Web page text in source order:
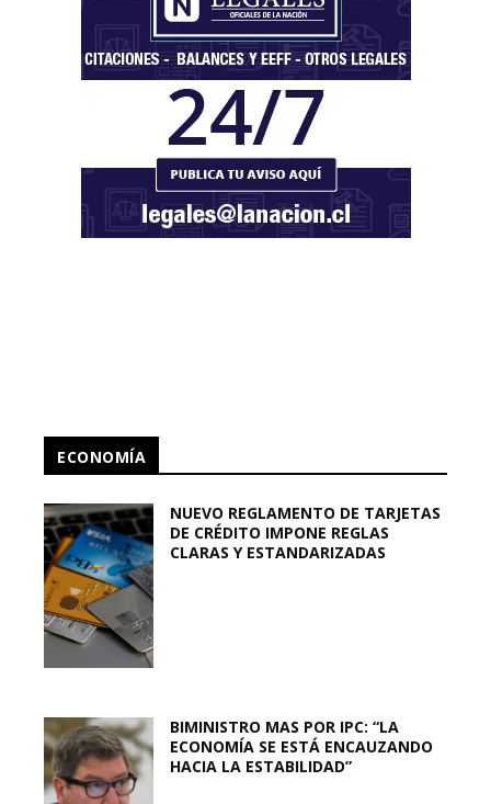
ECONOMÍA
NUEVO REGLAMENTO DE TARJETAS
DE CRÉDITO IMPONE REGLAS
CLARAS Y ESTANDARIZADAS
BIMINISTRO MAS POR IPC: “LA
ECONOMÍA SE ESTÁ ENCAUZANDO
HACIA LA ESTABILIDAD”